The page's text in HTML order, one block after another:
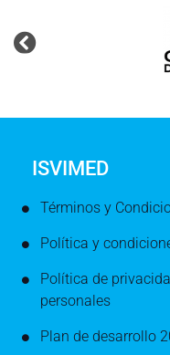
ISVIMED
Términos y
Política y
Política de
personales
Plan de desarrollo